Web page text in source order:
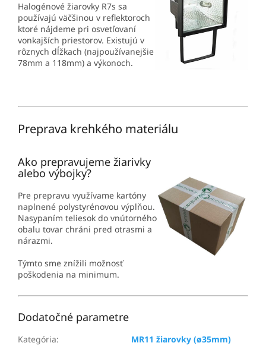
Halogénové žiarovky R7s sa
používajú väčšinou v reflektoroch
ktoré nájdeme pri osvetľovaní
vonkajších priestorov. Existujú v
rôznych dĺžkach (najpoužívanejšie
78mm a 118mm) a výkonoch.
Preprava krehkého materiálu
Ako prepravujeme žiarivky
alebo výbojky?
Pre prepravu využívame kartóny
naplnené polystyrénovou výplňou.
Nasypaním teliesok do vnútorného
obalu tovar chráni pred otrasmi a
nárazmi.
Týmto sme znížili možnosť
poškodenia na minimum.
Dodatočné parametre
Kategória:
MR11 žiarovky (ø35mm)